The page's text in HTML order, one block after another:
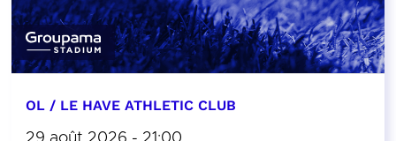
OL / LE HAVE ATHLETIC CLUB